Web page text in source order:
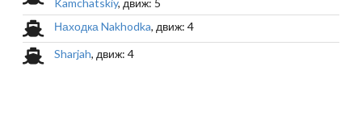
Находка Nakhodka, движ: 4
Sharjah, движ: 4